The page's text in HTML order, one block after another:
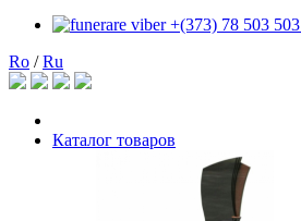
+(373) 78 503 503
Ro /Ru
Каталог товаров